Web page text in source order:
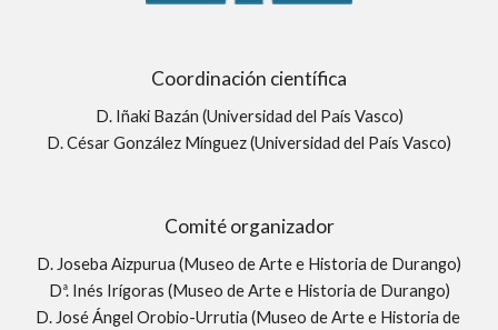
Coordinación científica
D. Iñaki Bazán (Universidad del País Vasco)
D. César González Mínguez (Universidad del País Vasco)
Comité organizador
D. Joseba Aizpurua (Museo de Arte e Historia de Durango)
Dª. Inés Irígoras (Museo de Arte e Historia de Durango)
D. José Ángel Orobio-Urrutia (Museo de Arte e Historia de